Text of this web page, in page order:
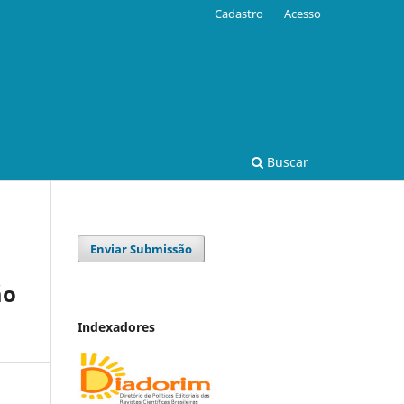
Buscar
Cadastro Acesso
Enviar Submissão
Indexadores